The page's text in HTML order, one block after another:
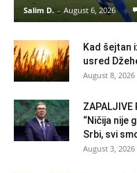
Salim D. - August 6, 2026
Kad šejtan
usred
August 8, 2026
ZAPALJIVE
“Ničija nije
Srbi, svi
August 3, 2026